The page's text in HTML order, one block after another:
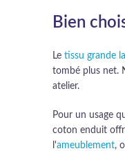
Bien
Le tissu grande
tombé plus net.
atelier.
Pour un usage
coton enduit
l'ameublement,